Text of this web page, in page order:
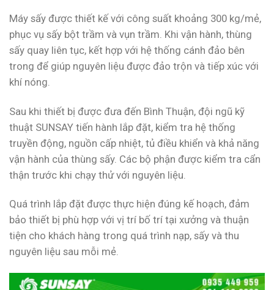
Máy sấy được thiết kế với công suất khoảng 300 kg/mẻ,
phục vụ sấy bột trầm và vụn trầm. Khi vận hành, thùng
sấy quay liên tục, kết hợp với hệ thống cánh đảo bên
trong để giúp nguyên liệu được đảo trộn và tiếp xúc với
khí nóng.
Sau khi thiết bị được đưa đến Bình Thuận, đội ngũ kỹ
thuật SUNSAY tiến hành lắp đặt, kiểm tra hệ thống
truyền động, nguồn cấp nhiệt, tủ điều khiển và khả năng
vận hành của thùng sấy. Các bộ phận được kiểm tra cẩn
thận trước khi chạy thử với nguyên liệu.
Quá trình lắp đặt được thực hiện đúng kế hoạch, đảm
bảo thiết bị phù hợp với vị trí bố trí tại xưởng và thuận
tiện cho khách hàng trong quá trình nạp, sấy và thu
nguyên liệu sau mỗi mẻ.